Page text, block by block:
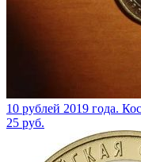
10 рублей 2019 года.
25 руб.